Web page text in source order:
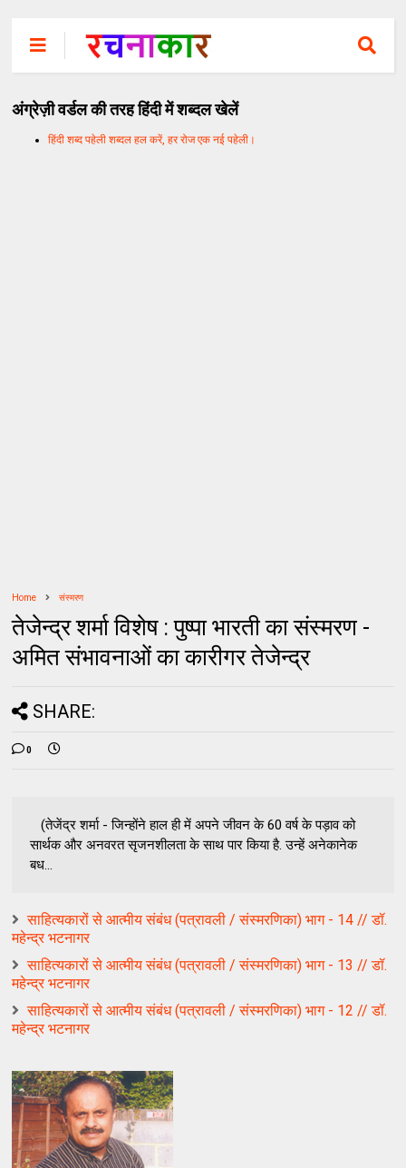
अंग्रेज़ी वर्डल की तरह हिंदी में शब्दल खेलें
हिंदी शब्द पहेली शब्दल हल करें, हर रोज एक नई पहेली।
Home संस्मरण
तेजेन्द्र शर्मा विशेष : पुष्पा भारती का संस्मरण -
अमित संभावनाओं का कारीगर तेजेन्‍द्र
SHARE:
0
(तेजेंद्र शर्मा - जिन्होंने हाल ही में अपने जीवन के 60 वर्ष के पड़ाव को
सार्थक और अनवरत सृजनशीलता के साथ पार किया है. उन्हें अनेकानेक
बध...
साहित्यकारों से आत्मीय संबंध (पत्रावली / संस्मरणिका) भाग - 14 // डॉ.
महेन्द्र भटनागर
साहित्यकारों से आत्मीय संबंध (पत्रावली / संस्मरणिका) भाग - 13 // डॉ.
महेन्द्र भटनागर
साहित्यकारों से आत्मीय संबंध (पत्रावली / संस्मरणिका) भाग - 12 // डॉ.
महेन्द्र भटनागर